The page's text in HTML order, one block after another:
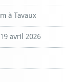
à Tavaux
avril 2026